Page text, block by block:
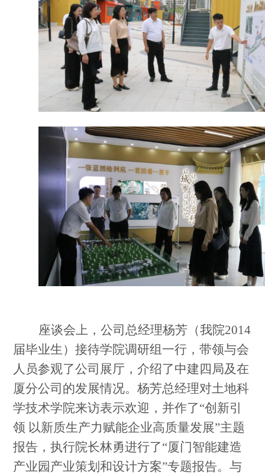
座谈会上，公司总经理杨芳（我院2014
届毕业生）接待学院调研组一行，带领与会
人员参观了公司展厅，介绍了中建四局及在
厦分公司的发展情况。杨芳总经理对土地科
学技术学院来访表示欢迎，并作了“创新引
领 以新质生产力赋能企业高质量发展”主题
报告，执行院长林勇进行了“厦门智能建造
产业园产业策划和设计方案”专题报告。与